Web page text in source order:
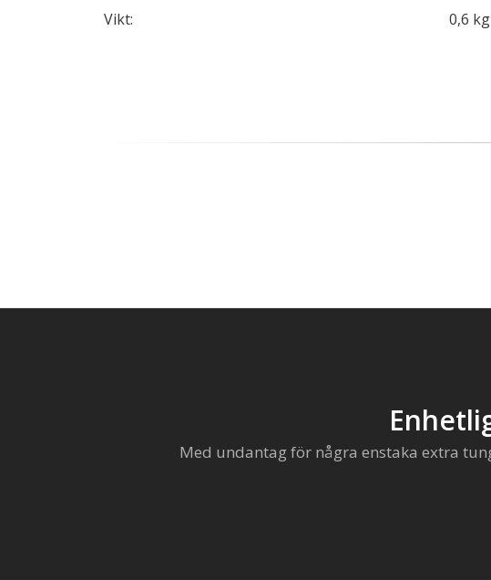
Vikt: 0,6 kg
Med undantag för några enstaka extra